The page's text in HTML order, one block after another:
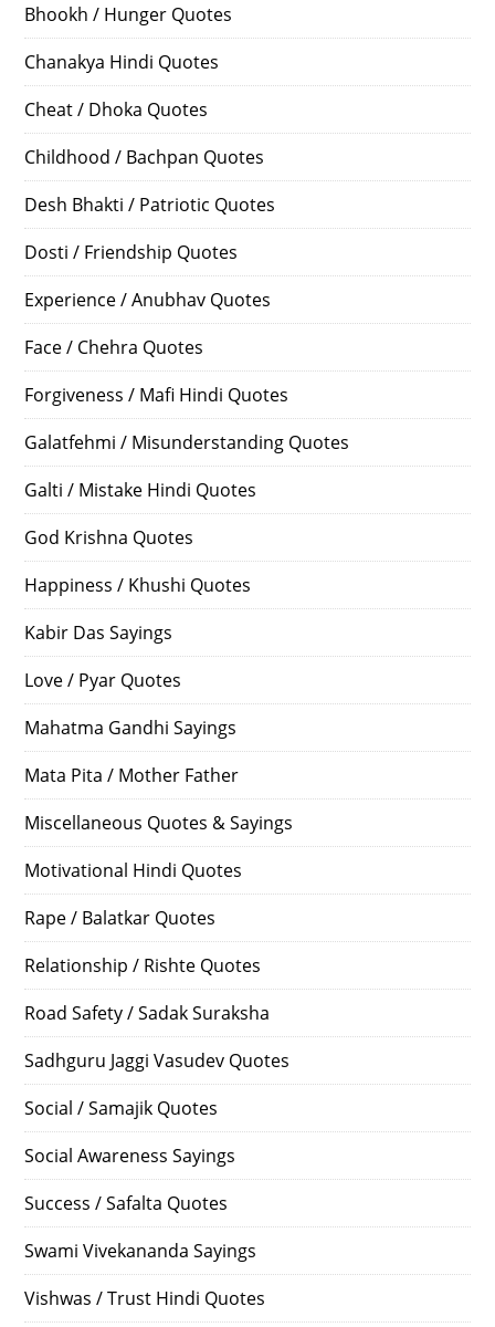
Bhookh / Hunger Quotes
Chanakya Hindi Quotes
Cheat / Dhoka Quotes
Childhood / Bachpan Quotes
Desh Bhakti / Patriotic Quotes
Dosti / Friendship Quotes
Experience / Anubhav Quotes
Face / Chehra Quotes
Forgiveness / Mafi Hindi Quotes
Galatfehmi / Misunderstanding Quotes
Galti / Mistake Hindi Quotes
God Krishna Quotes
Happiness / Khushi Quotes
Kabir Das Sayings
Love / Pyar Quotes
Mahatma Gandhi Sayings
Mata Pita / Mother Father
Miscellaneous Quotes & Sayings
Motivational Hindi Quotes
Rape / Balatkar Quotes
Relationship / Rishte Quotes
Road Safety / Sadak Suraksha
Sadhguru Jaggi Vasudev Quotes
Social / Samajik Quotes
Social Awareness Sayings
Success / Safalta Quotes
Swami Vivekananda Sayings
Vishwas / Trust Hindi Quotes